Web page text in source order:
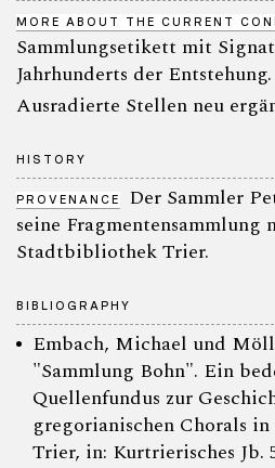
MORE ABOUT THE CURRENT
Sammlungsetikett mit
Jahrhunderts der Entstehung.
Ausradierte Stellen neu
HISTORY
PROVENANCE
Der Sammler
seine Fragmentensammlung
Stadtbibliothek Trier.
BIBLIOGRAPHY
Embach, Michael und
"Sammlung Bohn". Ein
Quellenfundus zur
gregorianischen Chorals
Trier, in: Kurtrierisches Jb.